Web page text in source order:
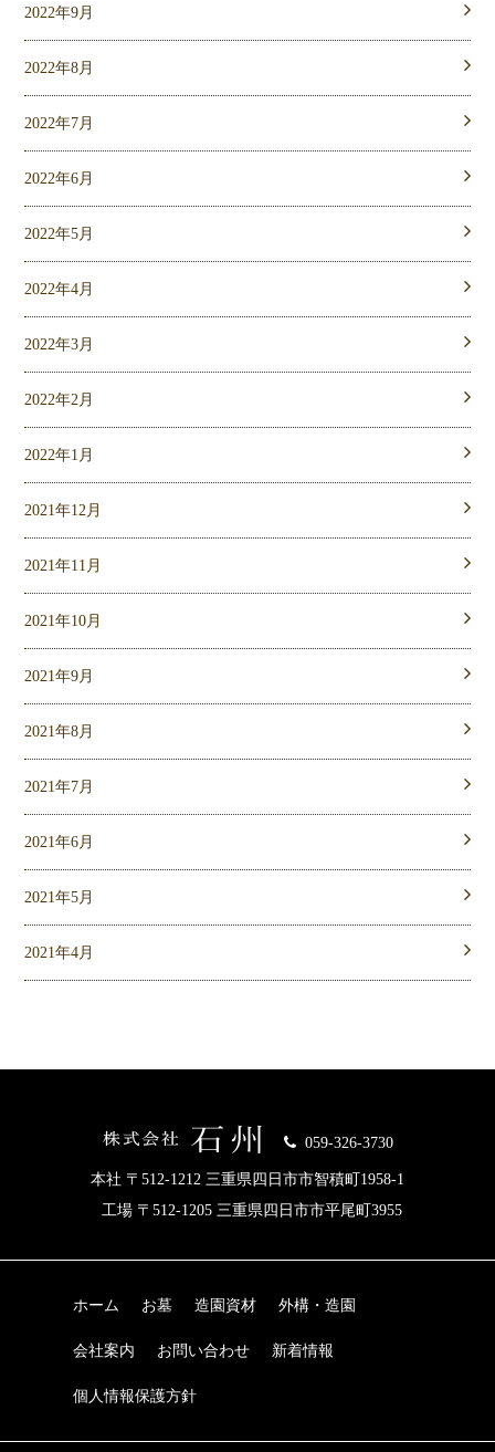
2022年9月
2022年8月
2022年7月
2022年6月
2022年5月
2022年4月
2022年3月
2022年2月
2022年1月
2021年12月
2021年11月
2021年10月
2021年9月
2021年8月
2021年7月
2021年6月
2021年5月
2021年4月
059-326-3730
本社 〒512-1212 三重県四日市市智積町1958-1
工場 〒512-1205 三重県四日市市平尾町3955
ホーム お墓 造園資材 外構・造園
会社案内 お問い合わせ 新着情報
個人情報保護方針